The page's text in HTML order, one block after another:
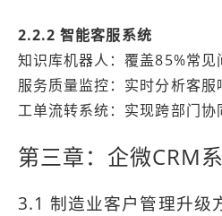
2.2.2 智能客服系统
知识库机器人：覆盖85%常见
服务质量监控：实时分析客
工单流转系统：实现跨部门协
第三章：企微CRM
3.1 制造业客户管理升级